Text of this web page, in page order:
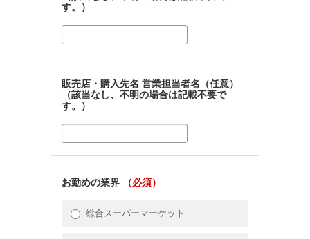
す。）
販売店・購入先名 営業担当者名（任意）
（該当なし、不明の場合は記載不要で
す。）
お勤めの業界 （必須）
総合スーパーマーケット